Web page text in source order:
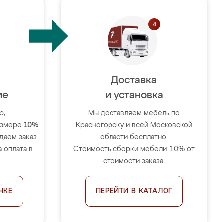
10%
заказ
оплата в
Доставка
и установка
Мы доставляем мебель по
Красногорску и всей Московской
области бесплатно!
Стоимость сборки мебели: 10% от
стоимости заказа.
ПЕРЕЙТИ В КАТАЛОГ